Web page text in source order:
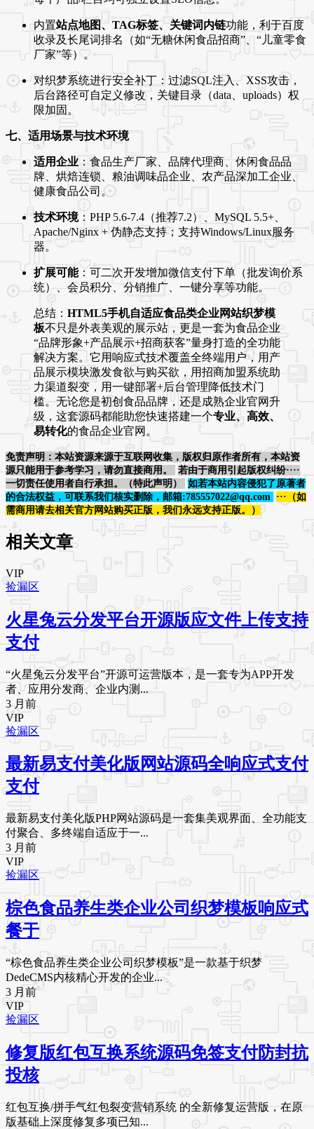
内置站点地图、TAG标签、关键词内链功能，利于百度
收录及长尾词排名（如“无糖休闲食品招商”、“儿童零食
厂家”等）。
对织梦系统进行安全补丁：过滤SQL注入、XSS攻击，
后台路径可自定义修改，关键目录（data、uploads）权
限加固。
七、适用场景与技术环境
适用企业 ：食品生产厂家、品牌代理商、休闲食品品
牌、烘焙连锁、粮油调味品企业、农产品深加工企业、
健康食品公司。
技术环境：PHP 5.6-7.4（推荐7.2）、MySQL 5.5+、
Apache/Nginx + 伪静态支持；支持Windows/Linux服务
器。
扩展可能：可二次开发增加微信支付下单（批发询价系
统）、会员积分、分销推广、一键分享等功能。
总结： HTML5手机自适应食品类企业网站织梦模
板不只是外表美观的展示站，更是一套为食品企业
“品牌形象+产品展示+招商获客”量身打造的全功能
解决方案。它用响应式技术覆盖全终端用户，用产
品展示模块激发食欲与购买欲，用招商加盟系统助
力渠道裂变，用一键部署+后台管理降低技术门
槛。无论您是初创食品品牌，还是成熟企业官网升
级，这套源码都能助您快速搭建一个专业、高效、
易转化的食品企业官网。
免责声明：本站资源来源于互联网收集，版权归原作者所有，本站资
源只能用于参考学习，请勿直接商用。
若由于商用引起版权纠纷····
一切责任使用者自行承担。（特此声明）
如若本站内容侵犯了原著者
的合法权益，可联系我们核实删除，邮箱:785557022@qq.com
···（如
需商用请去相关官方网站购买正版，我们永远支持正版。）
相关文章
VIP
捡漏区
火星兔云分发平台开源版应文件上传支持
支付
“火星兔云分发平台”开源可运营版本，是一套专为APP开发
者、应用分发商、企业内测...
3 月前
VIP
捡漏区
最新易支付美化版网站源码全响应式支付
支付
最新易支付美化版PHP网站源码是一套集美观界面、全功能支
付聚合、多终端自适应于一...
3 月前
VIP
捡漏区
棕色食品养生类企业公司织梦模板响应式
餐于
“棕色食品养生类企业公司织梦模板”是一款基于织梦
DedeCMS内核精心开发的企业...
3 月前
VIP
捡漏区
修复版红包互换系统源码免签支付防封抗
投核
红包互换/拼手气红包裂变营销系统 的全新修复运营版，在原
版基础上深度修复多项已知...